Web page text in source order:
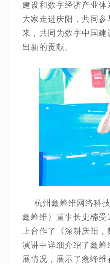
建设和数字经济产业体
大家走进庆阳，共同参
来，共同为数字中国
出新的贡献。
杭州鑫蜂维网络科
鑫蜂维）董事长史楠受
上台作了《深耕庆阳
演讲中详细介绍了鑫
展情况，展示了鑫蜂